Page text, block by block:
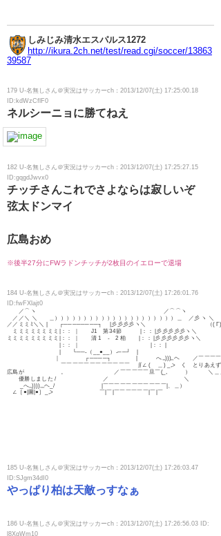
しみじみ清水エスパルス1272
http://ikura.2ch.net/test/read.cgi/soccer/13863
39587
179 U-名無しさん＠実況はサッカーch：2013/12/07(土) 17:25:00.18
ID:kdWzCflF0
ネルシーニョに勝てねえ
182 U-名無しさん＠実況はサッカーch：2013/12/07(土) 17:25:27.15
ID:gqgdJwvx0
チッチさんこれでさよならは寂しいぞ
弦太ドンマイ
広島おめ
※後半27分にFWラドンチッチが2枚目のイエローで退場
184 U-名無しさん＠実況はサッカーch：2013/12/07(土) 17:26:01.76
ID:fwFXlajt0
／⌒ヽ ／⌒⌒ヽ へ
／／＼ ＼ ＿）））））））））））））））））））））
／／ミミﾐ＼＼ | ┌────────┐ |彡彡彡彡ヽ＼ （( Γ)
ミミミミミミミミ|：： ｜ J1 第34節 |：： |彡彡彡彡
ミミミミミミミミミ|：： ｜ 清 1 - 2 柏 |：： |彡彡彡彡
|：： ｜ |：： |
| └──-（__●__）-──┘ |
｜ ┌────┐ | へ,,))),,ヘ ／￣￣￣￣￣
￣￣￣￣￣￣￣￣￣￣￣￣ ∬∠ ( ＿) _,> く とりあえずお
広島が 。 ／￣￣￣￣￣旦￣(_, ） ＼＿＿＿
優勝しました / ／ ＼
_へ,,)))),,,ヘ_/ |￣￣￣￣￣￣￣￣￣￣￣|、＿）
∠［●|圖|●］_,> ￣|￣|￣￣￣￣￣￣|￣|￣
185 U-名無しさん＠実況はサッカーch：2013/12/07(土) 17:26:03.47
ID:SJgm34dI0
やっぱり柏は天敵っすなぁ
186 U-名無しさん＠実況はサッカーch：2013/12/07(土) 17:26:56.03 ID:
l8XgWm10